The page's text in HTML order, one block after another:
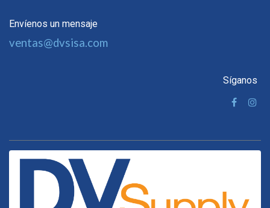
Envíenos un mensaje
ventas@dvsisa.com
Síganos